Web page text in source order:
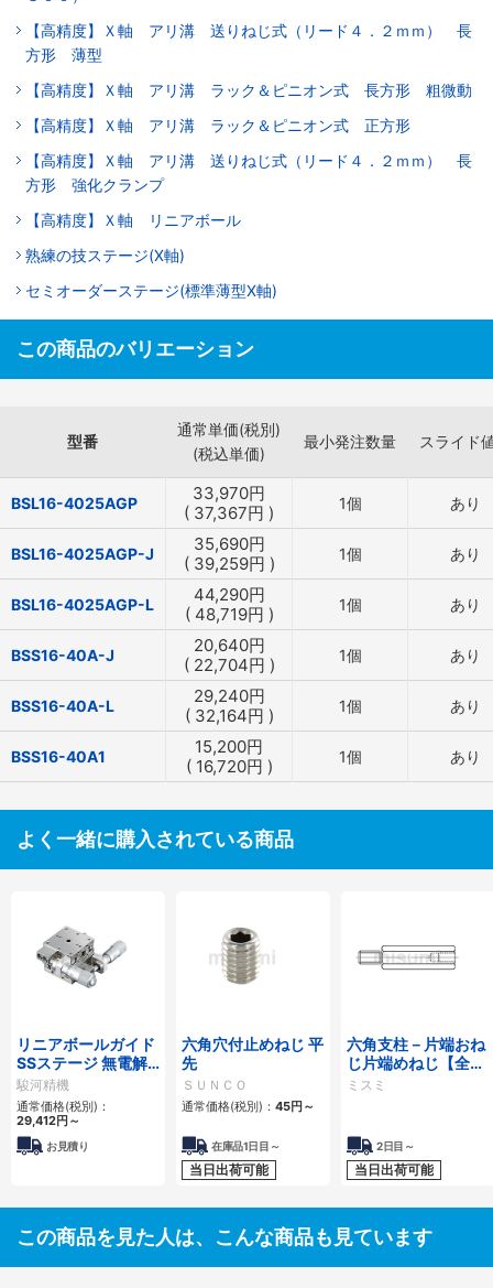
【高精度】Ｘ軸 アリ溝 送りねじ式（リード４．２ｍｍ） 長
方形 薄型
【高精度】Ｘ軸 アリ溝 ラック＆ピニオン式 長方形 粗微動
【高精度】Ｘ軸 アリ溝 ラック＆ピニオン式 正方形
【高精度】Ｘ軸 アリ溝 送りねじ式（リード４．２ｍｍ） 長
方形 強化クランプ
【高精度】Ｘ軸 リニアボール
熟練の技ステージ(X軸)
セミオーダーステージ(標準薄型X軸)
この商品のバリエーション
型番
通常単価(税別)
(税込単価)
最小発注数量 スライド
BSL16-4025AGP 33,970円
( 37,367円 ) 1個 あり
BSL16-4025AGP-J 35,690円
( 39,259円 ) 1個 あり
BSL16-4025AGP-L 44,290円
( 48,719円 ) 1個 あり
BSS16-40A-J 20,640円
( 22,704円 ) 1個 あり
BSS16-40A-L 29,240円
( 32,164円 ) 1個 あり
BSS16-40A1 15,200円
( 16,720円 ) 1個 あり
よく一緒に購入されている商品
リニアボールガイド
SSステージ 無電解
ニッケルメッキ
(BSS26)
駿河精機
通常価格(税別)：
29,412円～
お見積り
六角穴付止めねじ 平
先
ＳＵＮＣＯ
通常価格(税別)： 45円～
在庫品1日目～
当日出荷可能
六角支柱－片端おね
じ片端めねじ【全長
公差バラつき保証タ
ミスミ
2日目～
当日出荷可能
この商品を見た人は、こんな商品も見ています